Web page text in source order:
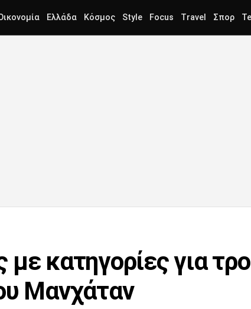
Ελλάδα Κόσμος Style Focus Travel Σπορ
κατηγορίες για
Μανχάταν